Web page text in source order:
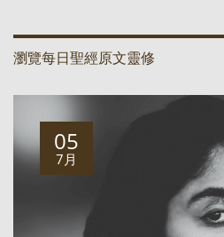
瀏覽每日聖經原文靈修
05
7月